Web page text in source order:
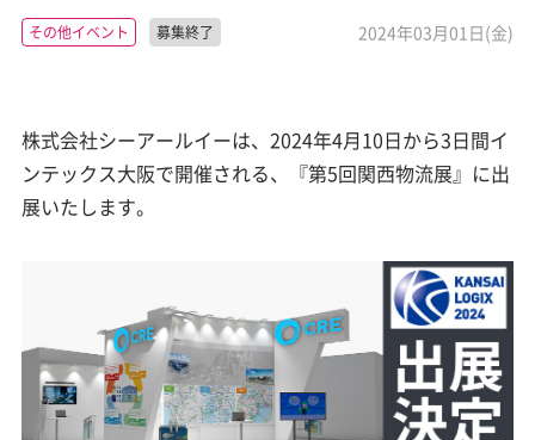
その他イベント 募集終了 2024年03月01日(金)
株式会社シーアールイーは、2024年4月10日から3日間イ
ンテックス大阪で開催される、『第5回関西物流展』に出
展いたします。